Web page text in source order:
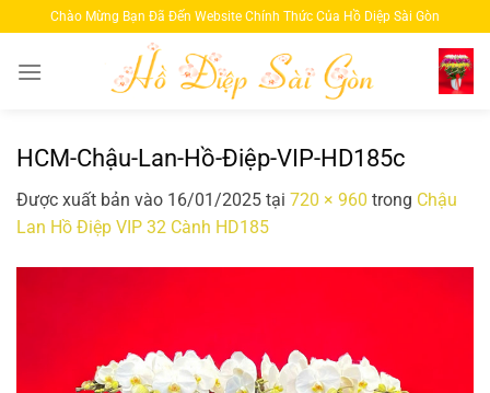
qua
nội
Chào Mừng Bạn Đã Đến Website Chính Thức Của Hồ Diệp Sài Gòn
HCM-Chậu-Lan-Hồ-Điệp-VIP-HD185c
Được xuất bản vào 16/01/2025 tại 720 × 960 trong Chậu
Lan Hồ Điệp VIP 32 Cành HD185